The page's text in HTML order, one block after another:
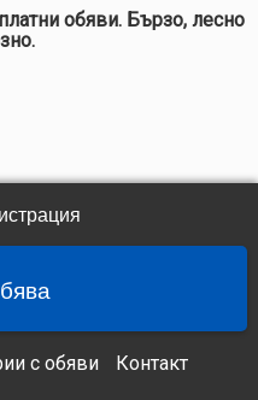
обяви. Бързо, лесно
с обяви Контакт